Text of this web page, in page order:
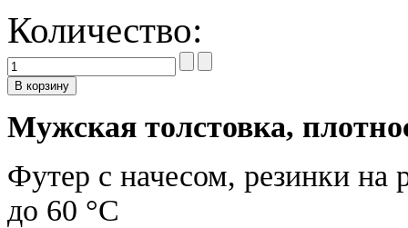
Количество:
Мужская толстовка,
Футер с начесом, резинки на
до 60 °C